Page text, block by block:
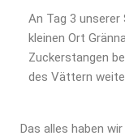
An Tag 3
kleinen Ort
Zuckerstangen
des Vättern
Das alles haben